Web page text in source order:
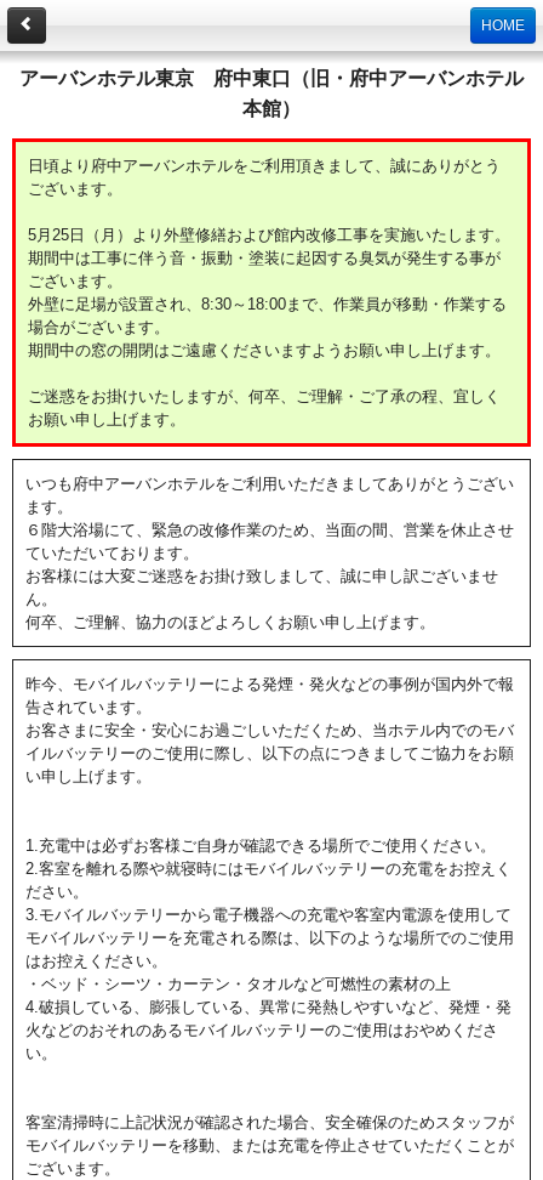
HOME
アーバンホテル東京 府中東口（旧・府中アーバンホテル
本館）
日頃より府中アーバンホテルをご利用頂きまして、誠にありがとう
ございます。
5月25日（月）より外壁修繕および館内改修工事を実施いたします。
期間中は工事に伴う音・振動・塗装に起因する臭気が発生する事が
ございます。
外壁に足場が設置され、8:30～18:00まで、作業員が移動・作業する
場合がございます。
期間中の窓の開閉はご遠慮くださいますようお願い申し上げます。
ご迷惑をお掛けいたしますが、何卒、ご理解・ご了承の程、宜しく
お願い申し上げます。
いつも府中アーバンホテルをご利用いただきましてありがとうござい
ます。
６階大浴場にて、緊急の改修作業のため、当面の間、営業を休止させ
ていただいております。
お客様には大変ご迷惑をお掛け致しまして、誠に申し訳ございませ
ん。
何卒、ご理解、協力のほどよろしくお願い申し上げます。
昨今、モバイルバッテリーによる発煙・発火などの事例が国内外で報
告されています。
お客さまに安全・安心にお過ごしいただくため、当ホテル内でのモバ
イルバッテリーのご使用に際し、以下の点につきましてご協力をお願
い申し上げます。
1.充電中は必ずお客様ご自身が確認できる場所でご使用ください。
2.客室を離れる際や就寝時にはモバイルバッテリーの充電をお控えく
ださい。
3.モバイルバッテリーから電子機器への充電や客室内電源を使用して
モバイルバッテリーを充電される際は、以下のような場所でのご使用
はお控えください。
・ベッド・シーツ・カーテン・タオルなど可燃性の素材の上
4.破損している、膨張している、異常に発熱しやすいなど、発煙・発
火などのおそれのあるモバイルバッテリーのご使用はおやめくださ
い。
客室清掃時に上記状況が確認された場合、安全確保のためスタッフが
モバイルバッテリーを移動、または充電を停止させていただくことが
ございます。